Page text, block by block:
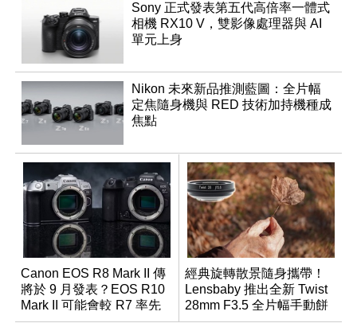
Sony 正式發表第五代高倍率一體式
相機 RX10 V，雙影像處理器與 AI
單元上身
Nikon 未來新品推測藍圖：全片幅
定焦隨身機與 RED 技術加持機種成
焦點
Canon EOS R8 Mark II 傳
將於 9 月發表？EOS R10
Mark II 可能會較 R7 率先
推出
經典旋轉散景隨身攜帶！
Lensbaby 推出全新 Twist
28mm F3.5 全片幅手動餅
乾鏡